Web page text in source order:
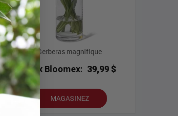
Gerberas magnifique
Prix Bloomex: 39,99 $
MAGASINEZ